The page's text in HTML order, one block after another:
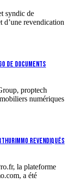
syndic de
d’une revendication
de documents
proptech
numériques
revendiqués
la plateforme
a été